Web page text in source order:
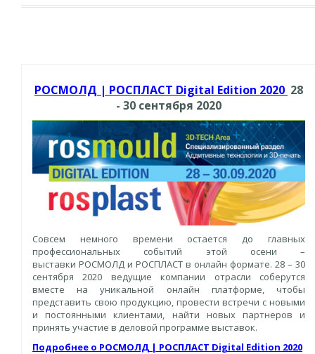
РОСМОЛД | РОСПЛАСТ Digital Edition 2020 28
- 30 сентября 2020
Совсем немного времени остается до главных
профессиональных событий этой осени –
выставки РОСМОЛД и РОСПЛАСТ в онлайн формате. 28 – 30
сентября 2020 ведущие компании отрасли соберутся
вместе на уникальной онлайн платформе, чтобы
представить свою продукцию, провести встречи с новыми
и постоянными клиентами, найти новых партнеров и
принять участие в деловой программе выставок.
Подробнее о РОСМОЛД | РОСПЛАСТ Digital Edition 2020